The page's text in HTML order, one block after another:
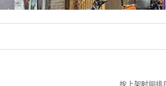
按上架时间排